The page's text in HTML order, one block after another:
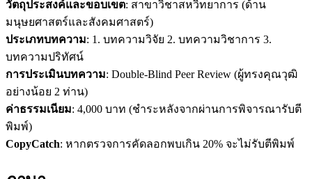
วัตถุประสงค์และขอบเขต: สาขาวิชาสหวิทยาการ (ด้าน
มนุษยศาสตร์และสังคมศาสตร์)
ประเภทบทความ: 1. บทความวิจัย 2. บทความวิชาการ 3.
บทความปริทัศน์
การประเมินบทความ: Double-Blind Peer Review (ผู้ทรงคุณวุฒิ
อย่างน้อย 2 ท่าน)
ค่าธรรมเนียม: 4,000 บาท (ชำระหลังจากผ่านการพิจารณารับตี
พิมพ์)
CopyCatch: หากตรวจการคัดลอกพบเกิน 20% จะไม่รับตีพิมพ์